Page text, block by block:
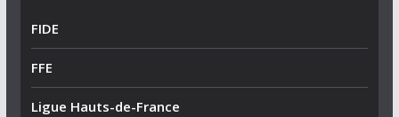
a
i
l
FIDE
FFE
Ligue Hauts-de-France